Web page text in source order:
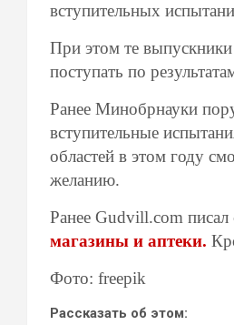
вступительных
При этом те
поступать по
Ранее Минобрнауки
вступительные
областей в этом году
желанию.
Ранее Gudvill.com писал
магазины и аптеки.
Фото: freepik
Рассказать об этом: